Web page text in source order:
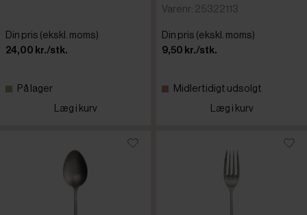
Din pris (ekskl. moms)
24,00 kr./stk.
På lager
Læg i kurv
Varenr: 25322113
Din pris (ekskl. moms)
9,50 kr./stk.
Midlertidigt udsolgt
Læg i kurv